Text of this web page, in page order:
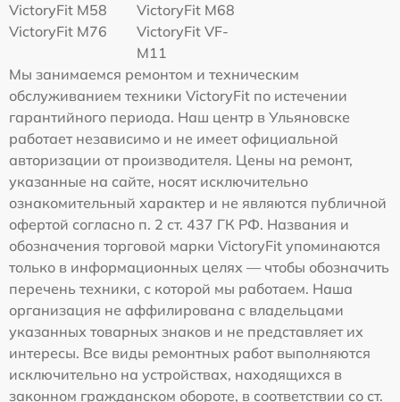
VictoryFit M58
VictoryFit M68
VictoryFit M76
VictoryFit VF-
M11
Мы занимаемся ремонтом и техническим
обслуживанием техники VictoryFit по истечении
гарантийного периода. Наш центр в Ульяновске
работает независимо и не имеет официальной
авторизации от производителя. Цены на ремонт,
указанные на сайте, носят исключительно
ознакомительный характер и не являются публичной
офертой согласно п. 2 ст. 437 ГК РФ. Названия и
обозначения торговой марки VictoryFit упоминаются
только в информационных целях — чтобы обозначить
перечень техники, с которой мы работаем. Наша
организация не аффилирована с владельцами
указанных товарных знаков и не представляет их
интересы. Все виды ремонтных работ выполняются
исключительно на устройствах, находящихся в
законном гражданском обороте, в соответствии со ст.